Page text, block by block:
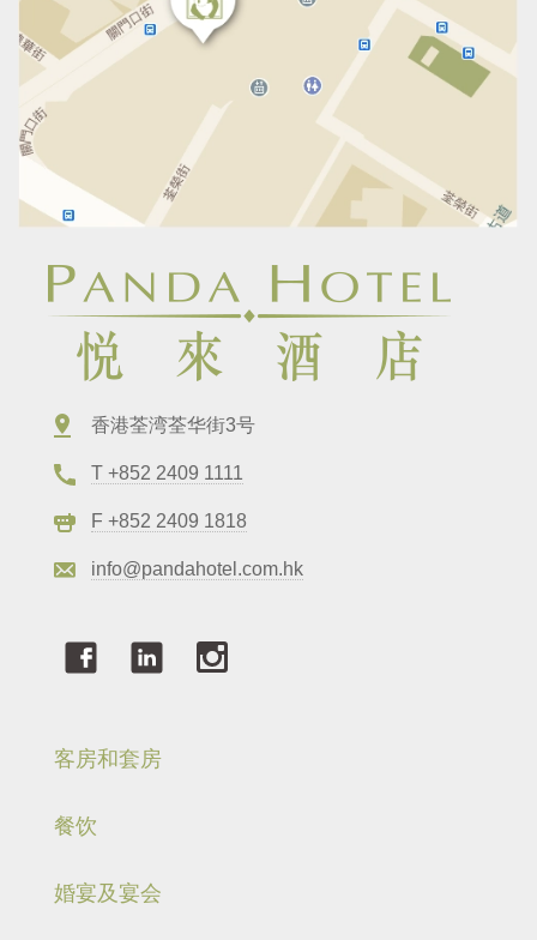
香港荃湾荃华街3号
T +852 2409 1111
F +852 2409 1818
info@pandahotel.com.hk
客房和套房
餐饮
婚宴及宴会